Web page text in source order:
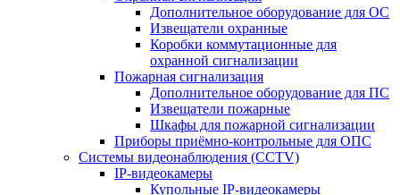
Дополнительное оборудование для ОС
Извещатели охранные
Коробки коммутационные для
охранной сигнализации
Пожарная сигнализация
Дополнительное оборудование для ПС
Извещатели пожарные
Шкафы для пожарной сигнализации
Приборы приёмно-контрольные для ОПС
Системы видеонаблюдения (CCTV)
IP-видеокамеры
Купольные IP-видеокамеры